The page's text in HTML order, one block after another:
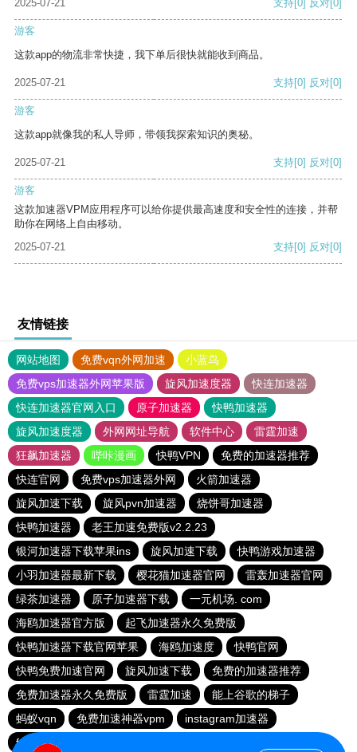
2025-07-21 支持[0] 反对[0]
游客
这款app的物流非常快捷，我下单后很快就能收到商品。
2025-07-21 支持[0] 反对[0]
游客
这款app就像我的私人导师，带领我探索知识的奥秘。
2025-07-21 支持[0] 反对[0]
游客
这款加速器VPM应用程序可以给你提供最高速度和安全性的连接，并帮
助你在网络上自由移动。
2025-07-21
支持[0] 反对[0]
友情链接
网站地图 免费vqn外网加速
小蓝鸟
免费vps加速器外网苹果版
旋风加速度器
快连加速器
快连加速器官网入口
原子加速器
快鸭加速器
旋风加速度器
外网网址导航 软件中心
雷霆加速
狂飙加速器
哔咔漫画 快鸭VPN
免费的加速器推荐
快连官网
免费vps加速器外网
火箭加速器
旋风加速下载
旋风pvn加速器
烧饼哥加速器
快鸭加速器
老王加速免费版v2.2.23
银河加速器下载苹果ins
旋风加速下载
快鸭游戏加速器
小羽加速器最新下载
樱花猫加速器官网
雷轰加速器官网
绿茶加速器
原子加速器下载
一元机场. com
海鸥加速器官方版
起飞加速器永久免费版
快鸭加速器下载官网苹果
海鸥加速度
快鸭官网
快鸭免费加速官网
旋风加速下载
免费的加速器推荐
免费加速器永久免费版
雷霆加速
能上谷歌的梯子
蚂蚁vqn
免费加速神器vpm
instagram加速器
fy66加速器